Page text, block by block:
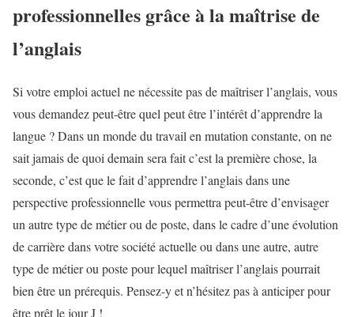
professionnelles grâce à la maîtrise de
l’anglais
Si votre emploi actuel ne nécessite pas de maîtriser l’anglais, vous
vous demandez peut-être quel peut être l’intérêt d’apprendre la
langue ? Dans un monde du travail en mutation constante, on ne
sait jamais de quoi demain sera fait c’est la première chose, la
seconde, c’est que le fait d’apprendre l’anglais dans une
perspective professionnelle vous permettra peut-être d’envisager
un autre type de métier ou de poste, dans le cadre d’une évolution
de carrière dans votre société actuelle ou dans une autre, autre
type de métier ou poste pour lequel maîtriser l’anglais pourrait
bien être un prérequis. Pensez-y et n’hésitez pas à anticiper pour
être prêt le jour J !